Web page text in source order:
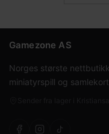
Gamezone AS
Norges største
miniatyrspill og